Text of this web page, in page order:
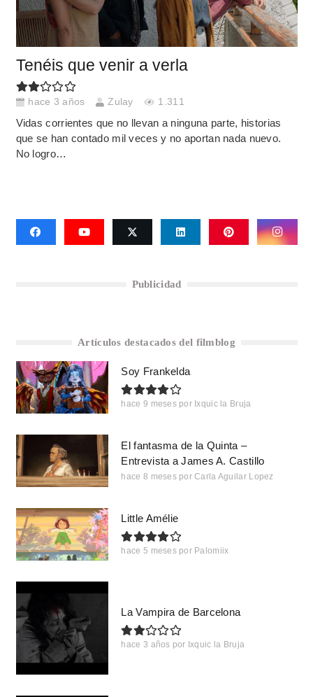
Tenéis que venir a verla
hace 3 años Zulay 1.311
Vidas corrientes que no llevan a ninguna parte, historias
que se han contado mil veces y no aportan nada nuevo.
No logro…
Publicidad
Artículos destacados del filmblog
Soy Frankelda
hace 9 meses por Ixquic la Bruja
El fantasma de la Quinta –
Entrevista a James A. Castillo
hace 8 meses por Carla Aguilar Lopez
Little Amélie
hace 5 meses por Palomiix
La Vampira de Barcelona
hace 3 años por Ixquic la Bruja